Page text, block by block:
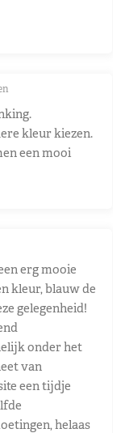
kleur kiezen.
een mooi
erg mooie
kleur, blauw de
gelegenheid!
onder het
van
een tijdje
helaas